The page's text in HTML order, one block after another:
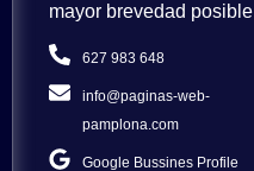
mayor brevedad posible
627 983 648
info@paginas-web-
pamplona.com
Google Bussines Profile